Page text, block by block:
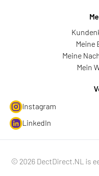
Meine
Meine
Mein
Instagram
LinkedIn
© 2026 DectDirect.NL is